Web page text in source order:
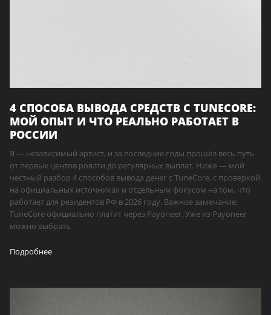
4 СПОСОБА ВЫВОДА СРЕДСТВ С TUNECORE:
МОЙ ОПЫТ И ЧТО РЕАЛЬНО РАБОТАЕТ В
РОССИИ
Я — независимый артист, и за последние годы прошёл весь путь
от первых центов роялти до регулярных выплат. Ниже — мой
честный разбор 4 способов вывода денег с TuneCore, с проверкой
на официальных источниках и отдельным фокусом на том, что
работает для резидентов РФ в 2026 году. Важное замечание:
TuneCore официально платит через Payoneer. Уже из Payoneer
можно выбрать
Подробнее